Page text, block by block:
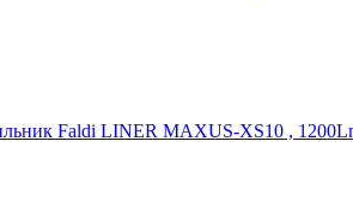
Faldi LINER MAXUS-XS10 ,